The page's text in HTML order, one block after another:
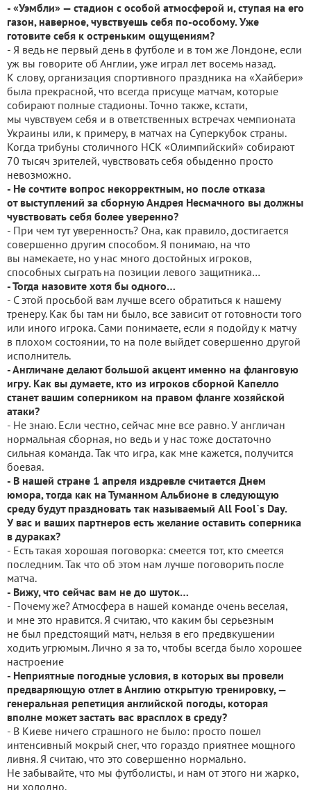
- «Уэмбли» — стадион с особой атмосферой и, ступая на его
газон, наверное, чувствуешь себя по-особому. Уже
готовите себя к остреньким ощущениям?
- Я ведь не первый день в футболе и в том же Лондоне, если
уж вы говорите об Англии, уже играл лет восемь назад.
К слову, организация спортивного праздника на «Хайбери»
была прекрасной, что всегда присуще матчам, которые
собирают полные стадионы. Точно также, кстати,
мы чувствуем себя и в ответственных встречах чемпионата
Украины или, к примеру, в матчах на Суперкубок страны.
Когда трибуны столичного НСК «Олимпийский» собирают
70 тысяч зрителей, чувствовать себя обыденно просто
невозможно.
- Не сочтите вопрос некорректным, но после отказа
от выступлений за сборную Андрея Несмачного вы должны
чувствовать себя более уверенно?
- При чем тут уверенность? Она, как правило, достигается
совершенно другим способом. Я понимаю, на что
вы намекаете, но у нас много достойных игроков,
способных сыграть на позиции левого защитника…
- Тогда назовите хотя бы одного…
- С этой просьбой вам лучше всего обратиться к нашему
тренеру. Как бы там ни было, все зависит от готовности того
или иного игрока. Сами понимаете, если я подойду к матчу
в плохом состоянии, то на поле выйдет совершенно другой
исполнитель.
- Англичане делают большой акцент именно на фланговую
игру. Как вы думаете, кто из игроков сборной Капелло
станет вашим соперником на правом фланге хозяйской
атаки?
- Не знаю. Если честно, сейчас мне все равно. У англичан
нормальная сборная, но ведь и у нас тоже достаточно
сильная команда. Так что игра, как мне кажется, получится
боевая.
- В нашей стране 1 апреля издревле считается Днем
юмора, тогда как на Туманном Альбионе в следующую
среду будут праздновать так называемый All Fool`s Day.
У вас и ваших партнеров есть желание оставить соперника
в дураках?
- Есть такая хорошая поговорка: смеется тот, кто смеется
последним. Так что об этом нам лучше поговорить после
матча.
- Вижу, что сейчас вам не до шуток…
- Почему же? Атмосфера в нашей команде очень веселая,
и мне это нравится. Я считаю, что каким бы серьезным
не был предстоящий матч, нельзя в его предвкушении
ходить угрюмым. Лично я за то, чтобы всегда было хорошее
настроение
- Неприятные погодные условия, в которых вы провели
предваряющую отлет в Англию открытую тренировку, —
генеральная репетиция английской погоды, которая
вполне может застать вас врасплох в среду?
- В Киеве ничего страшного не было: просто пошел
интенсивный мокрый снег, что гораздо приятнее мощного
ливня. Я считаю, что это совершенно нормально.
Не забывайте, что мы футболисты, и нам от этого ни жарко,
ни холодно.